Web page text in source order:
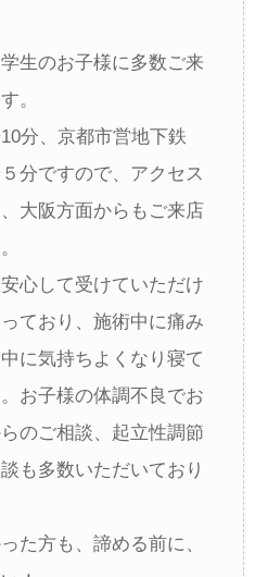
生のお子様に多数ご来
。
分、京都市営地下鉄
分ですので、アクセス
大阪方面からもご来店
心して受けていただけ
ており、施術中に痛み
に気持ちよくなり寝て
お子様の体調不良でお
のご相談、起立性調節
も多数いただいており
た方も、諦める前に、